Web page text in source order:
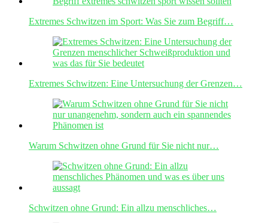
Extremes Schwitzen im Sport: Was Sie zum Begriff…
Extremes Schwitzen: Eine Untersuchung der Grenzen…
Warum Schwitzen ohne Grund für Sie nicht nur…
Schwitzen ohne Grund: Ein allzu menschliches…